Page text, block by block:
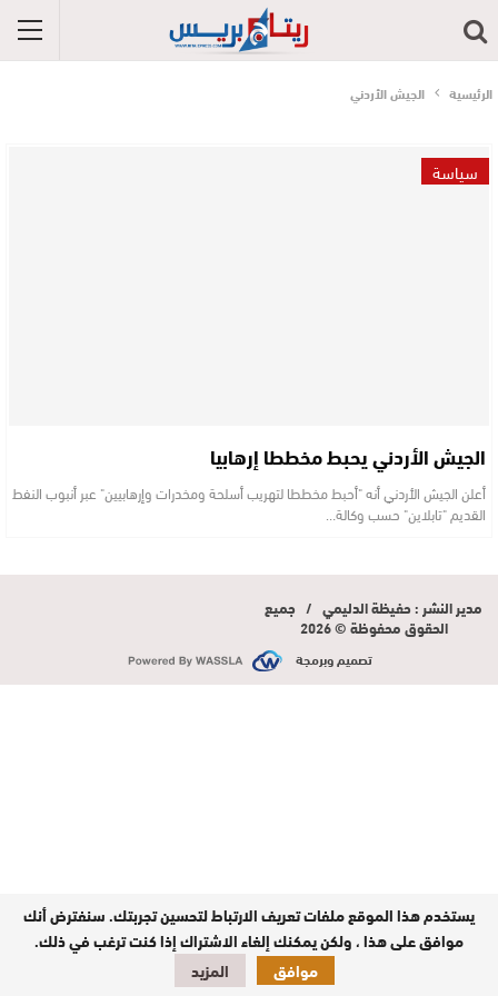
الرئيسية الجيش الأردني
سياسة
الجيش الأردني يحبط مخططا إرهابيا
أعلن الجيش الأردني أنه "أحبط مخططا لتهريب أسلحة ومخدرات وإرهابيين" عبر أنبوب النفط
القديم "تابلاين" حسب وكالة…
مدير النشر : حفيظة الدليمي / جميع
الحقوق محفوظة © 2026
تصميم وبرمجة
يستخدم هذا الموقع ملفات تعريف الارتباط لتحسين تجربتك. سنفترض أنك
موافق على هذا ، ولكن يمكنك إلغاء الاشتراك إذا كنت ترغب في ذلك.
موافق
المزيد